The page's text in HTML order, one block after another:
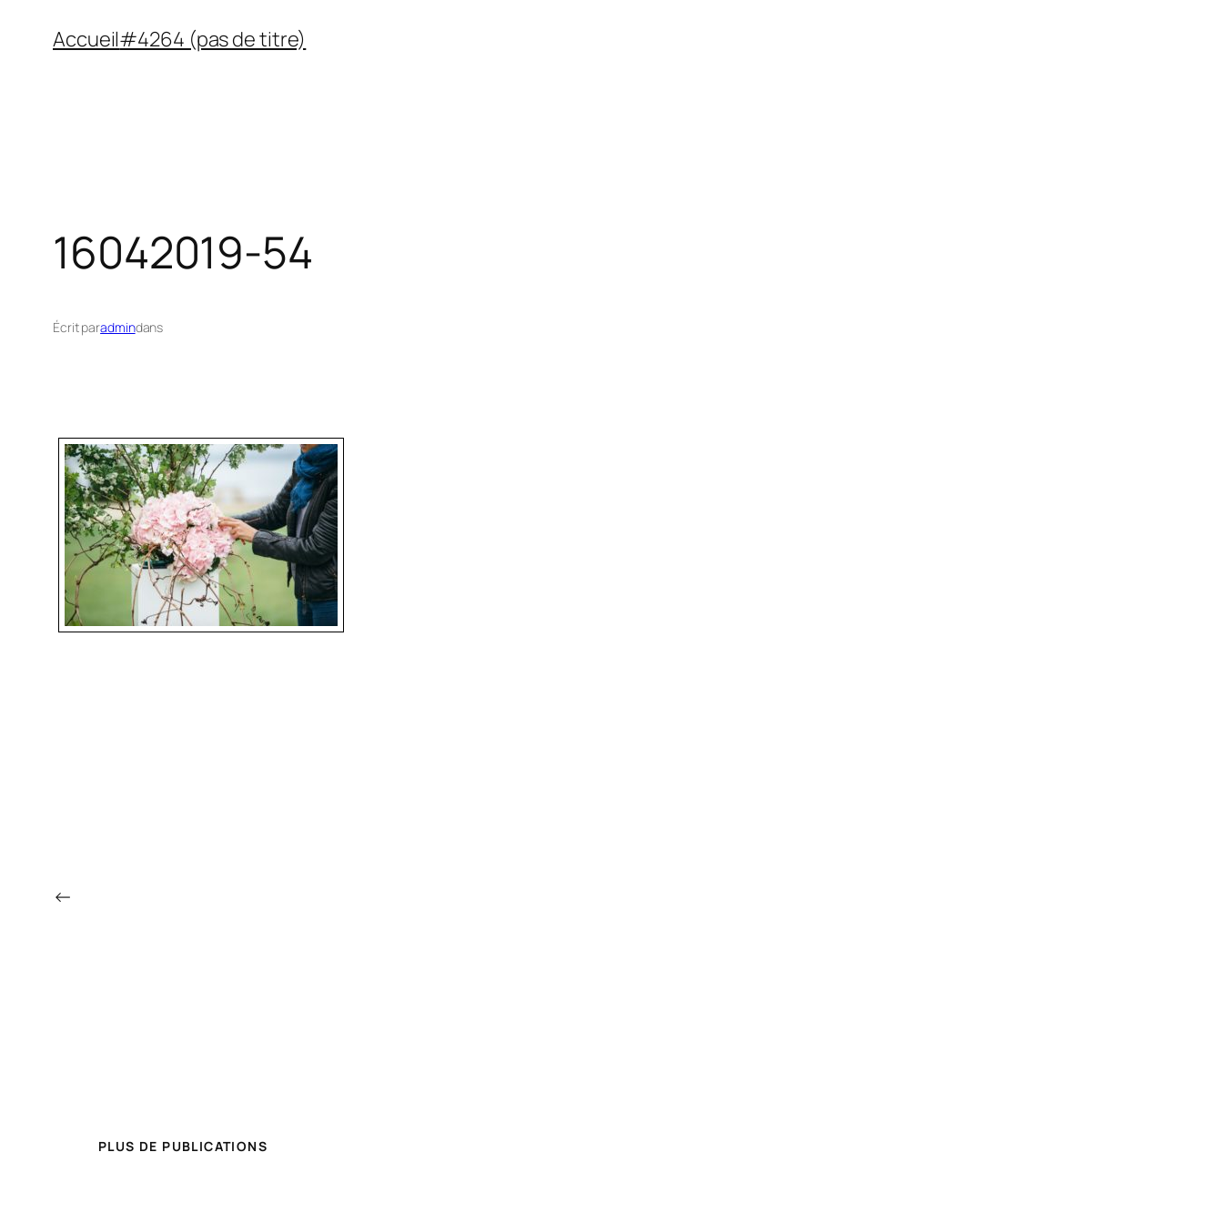
Accueil#4264 (pas de titre)
16042019-54
Écrit paradmindans
←
PLUS DE PUBLICATIONS